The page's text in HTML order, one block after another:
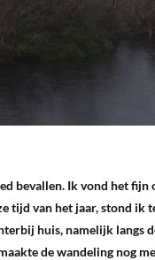
bevallen. Ik vond het
tijd van het jaar, stond
huis, namelijk langs
de wandeling nog